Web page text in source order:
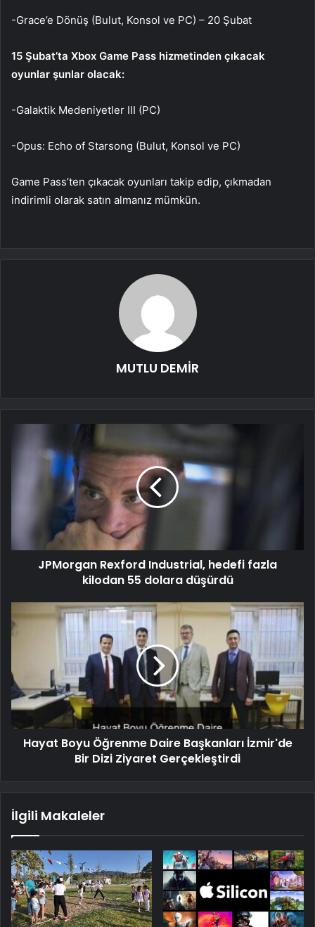
-Grace’e Dönüş (Bulut, Konsol ve PC) – 20 Şubat
15 Şubat’ta Xbox Game Pass hizmetinden çıkacak
oyunlar şunlar olacak:
-Galaktik Medeniyetler III (PC)
-Opus: Echo of Starsong (Bulut, Konsol ve PC)
Game Pass’ten çıkacak oyunları takip edip, çıkmadan
indirimli olarak satın almanız mümkün.
MUTLU DEMİR
JPMorgan Rexford Industrial, hedefi fazla
kilodan 55 dolara düşürdü
Hayat Boyu Öğrenme Daire Başkanları İzmir'de
Bir Dizi Ziyaret Gerçekleştirdi
İlgili Makaleler